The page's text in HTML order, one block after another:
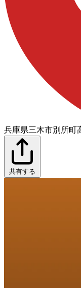
兵庫県三木市別所町
共有する